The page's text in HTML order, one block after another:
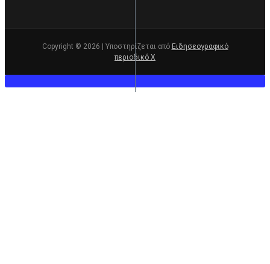
Copyright © 2026 | Υποστηρίζεται από Ειδησεογραφικό
περιοδικό Χ